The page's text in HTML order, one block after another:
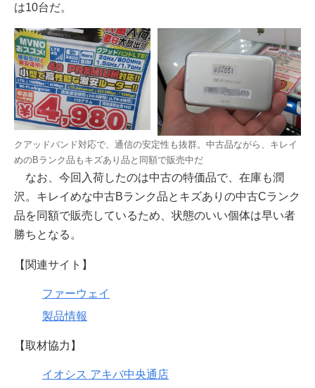
は10台だ。
クアッドバンド対応で、通信の安定性も抜群。中古品ながら、キレイ
めのBランク品もキズあり品と同額で販売中だ
なお、今回入荷したのは中古の特価品で、在庫も潤
沢。キレイめな中古Bランク品とキズありの中古Cランク
品を同額で販売しているため、状態のいい個体は早い者
勝ちとなる。
【関連サイト】
ファーウェイ
製品情報
【取材協力】
イオシス アキバ中央通店